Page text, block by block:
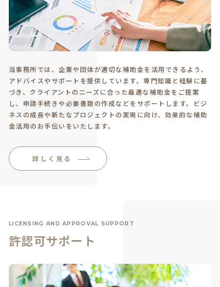
当事務所では、企業や団体が適切な補助金を活用できるよう、
アドバイスやサポートを提供しています。専門知識と経験に基
づき、クライアントのニーズに合った最適な補助金をご提案
し、申請手続きや必要書類の作成などをサポートします。ビジ
ネスの成長や新たなプロジェクトの実現に向け、効果的な補助
金活用のお手伝いをいたします。
詳しく見る
LICENSING AND APPROVAL SUPPORT
許認可サポート